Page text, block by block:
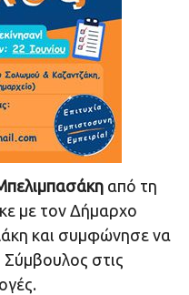
από τη
με τον Δήμαρχο
και συμφώνησε να
Σύμβουλος στις